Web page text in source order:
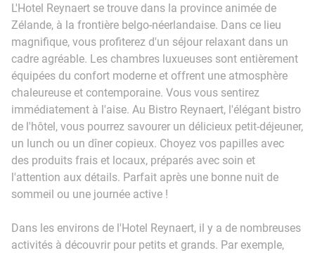
L'Hotel Reynaert se trouve dans la province animée de
Zélande, à la frontière belgo-néerlandaise. Dans ce lieu
magnifique, vous profiterez d'un séjour relaxant dans un
cadre agréable. Les chambres luxueuses sont entièrement
équipées du confort moderne et offrent une atmosphère
chaleureuse et contemporaine. Vous vous sentirez
immédiatement à l'aise. Au Bistro Reynaert, l'élégant bistro
de l'hôtel, vous pourrez savourer un délicieux petit-déjeuner,
un lunch ou un dîner copieux. Choyez vos papilles avec
des produits frais et locaux, préparés avec soin et
l'attention aux détails. Parfait après une bonne nuit de
sommeil ou une journée active !
Dans les environs de l'Hotel Reynaert, il y a de nombreuses
activités à découvrir pour petits et grands. Par exemple,